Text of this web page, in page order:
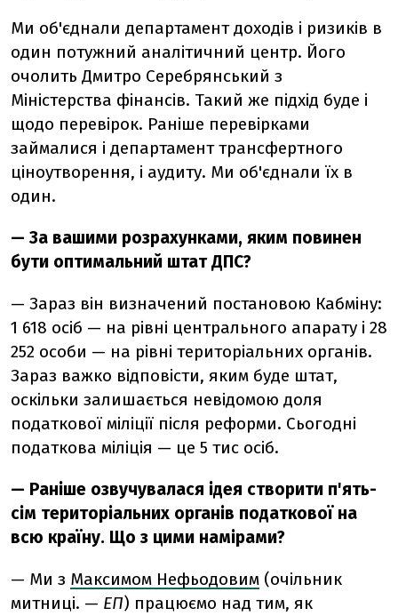
Ми об'єднали департамент доходів і ризиків в
один потужний аналітичний центр. Його
очолить Дмитро Серебрянський з
Міністерства фінансів. Такий же підхід буде і
щодо перевірок. Раніше перевірками
займалися і департамент трансфертного
ціноутворення, і аудиту. Ми об'єднали їх в
один.
— За вашими розрахунками, яким повинен
бути оптимальний штат ДПС?
— Зараз він визначений постановою Кабміну:
1 618 осіб — на рівні центрального апарату і 28
252 особи — на рівні територіальних органів.
Зараз важко відповісти, яким буде штат,
оскільки залишається невідомою доля
податкової міліції після реформи. Сьогодні
податкова міліція — це 5 тис осіб.
— Раніше озвучувалася ідея створити п'ять-
сім територіальних органів податкової на
всю країну. Що з цими намірами?
— Ми з Максимом Нефьодовим (очільник
митниці. — ЕП) працюємо над тим, як